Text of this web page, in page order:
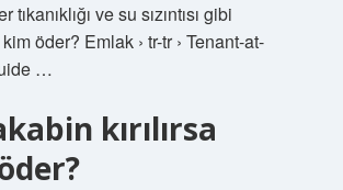
tıkanıklığı ve su sızıntısı gibi
öder? Emlak › tr-tr › Tenant-at-
…
kırılırsa